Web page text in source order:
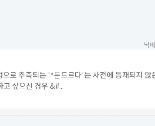
닉
로 추측되는 '*문드르다'는 사전에 등재되지 않
싶으신 경우 &#...